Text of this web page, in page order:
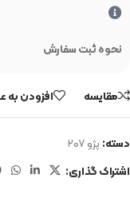
نحوه ثبت سفارش
مقایسه افزودن به
دسته: پژو ۲۰۷
اشتراک گذاری: